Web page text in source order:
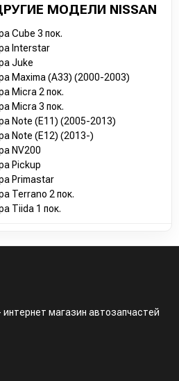
МОДЕЛИ NISSAN
Cube 3 пок.
Interstar
Juke
Maxima (A33) (2000-2003)
Micra 2 пок.
Micra 3 пок.
Note (E11) (2005-2013)
Note (E12) (2013-)
NV200
Pickup
Primastar
Terrano 2 пок.
Tiida 1 пок.
магазин автозапчастей